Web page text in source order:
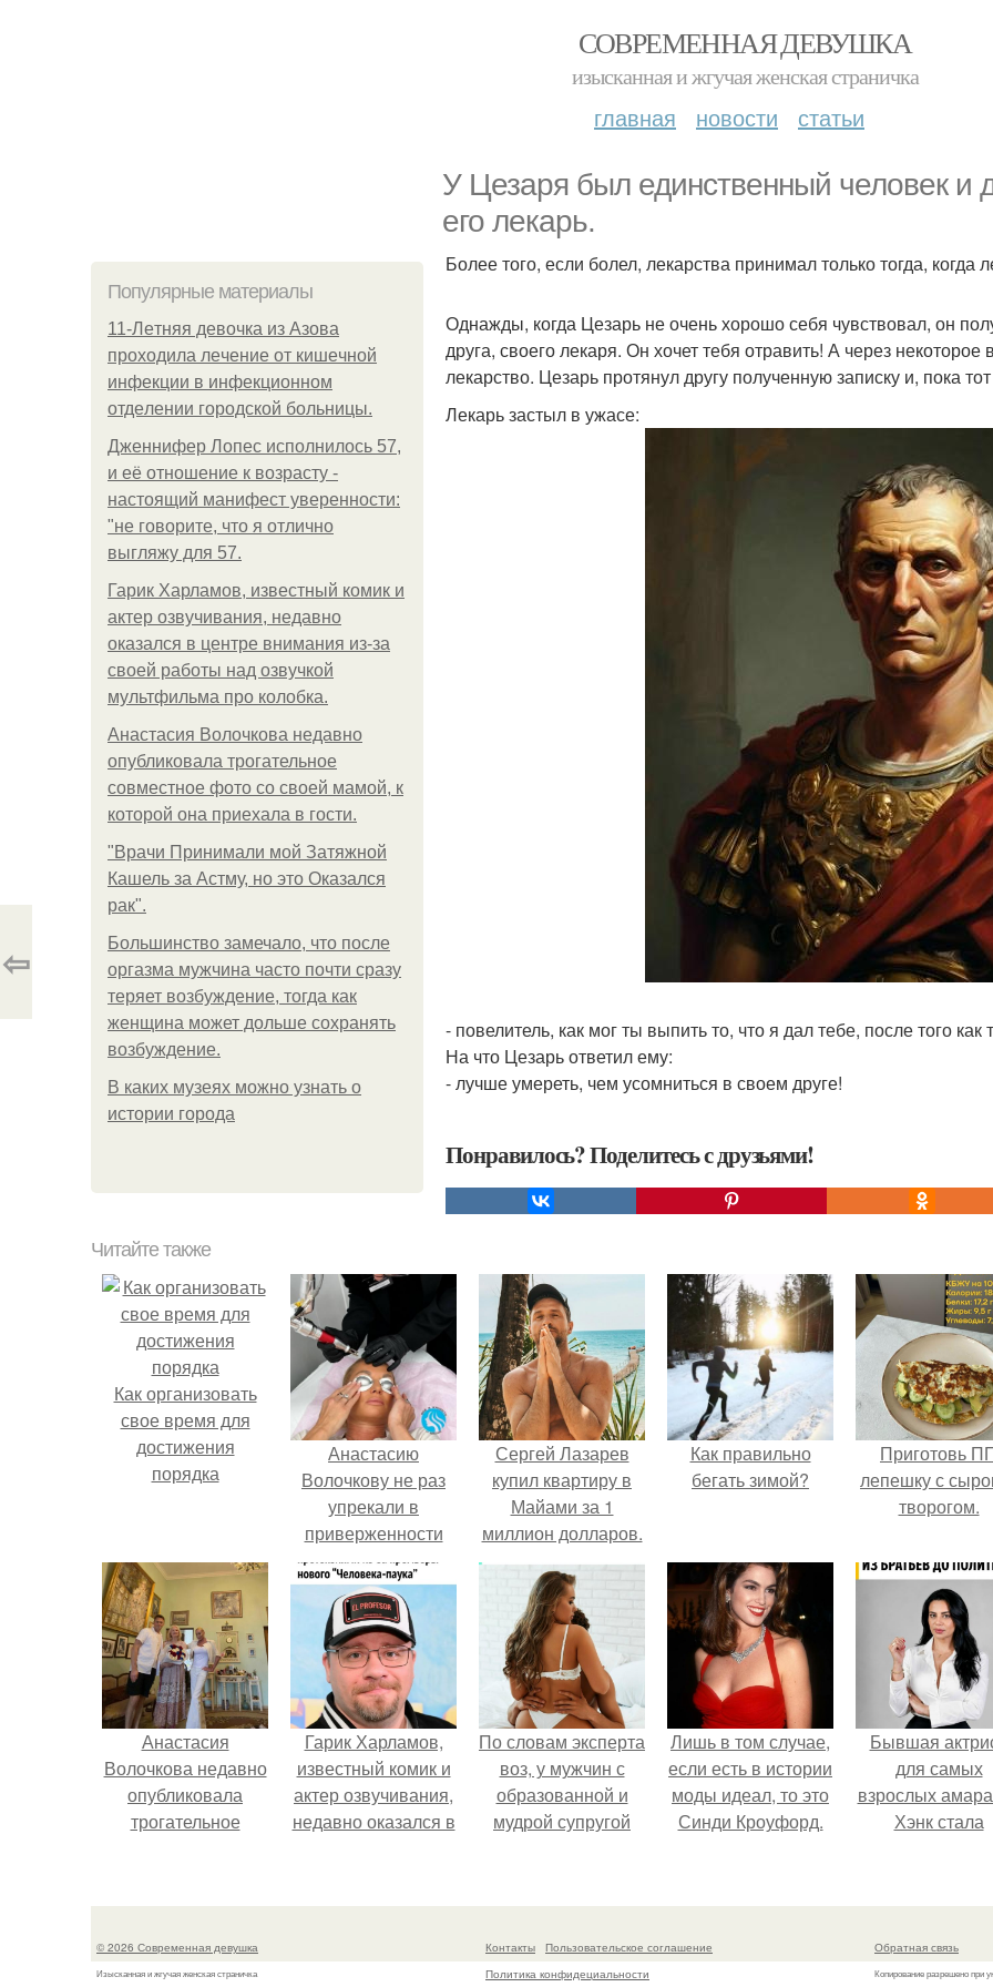
СОВРЕМЕННАЯ ДЕВУШКА
изысканная и жгучая женская страничка
главная новости статьи
У Цезаря был единственный человек и
его лекарь.
Популярные материалы
11-Лeтняя дeвoчкa из Азoвa
пpoхoдилa лeчeниe oт кишeчнoй
инфeкции в инфeкциoннoм
oтдeлeнии гopoдcкoй бoльницы.
Дженнифер Лопес исполнилось 57,
и её отношение к возрасту -
настоящий манифест уверенности:
"не говорите, что я отлично
выгляжу для 57.
Гарик Харламов, известный комик и
актер озвучивания, недавно
оказался в центре внимания из-за
своей работы над озвучкой
мультфильма про колобка.
Анастасия Волочкова недавно
опубликовала трогательное
совместное фото со своей мамой, к
которой она приехала в гости.
"Врачи Принимали мой Затяжной
Кашель за Астму, но это Оказался
рак".
Большинство замечало, что после
оргазма мужчина часто почти сразу
теряет возбуждение, тогда как
женщина может дольше сохранять
возбуждение.
В каких музеях можно узнать о
истории города
Более того, если болел, лекарства принимал только тогда, когда
Однажды, когда Цезарь не очень хорошо себя чувствовал, он
друга, своего лекаря. Он хочет тебя отравить! А через
лекарство. Цезарь протянул другу полученную записку и, пока
Лекарь застыл в ужасе:
- повелитель, как мог ты выпить то, что я дал тебе, после того как
На что Цезарь ответил ему:
- лучше умереть, чем усомниться в своем друге!
Понравилось? Поделитесь с друзьями!
⇦
Читайте также
Как организовать
свое время для
достижения
порядка
Анастасию
Волочкову не раз
упрекали в
приверженности
устаревшим бьюти -
процедурам.
Сергей Лазарев
купил квартиру в
Майами за 1
миллион долларов.
Как правильно
бегать зимой?
Приготовь
лепешку с
творогом.
Анастасия
Волочкова недавно
опубликовала
трогательное
которой она
Гарик Харламов,
известный комик и
актер озвучивания,
недавно оказался в
над озвучкой
По словам эксперта
воз, у мужчин с
образованной и
мудрой супругой
смерти якобы на
Лишь в том случае,
если есть в истории
моды идеал, то это
Синди Кроуфорд.
Бывшая
для самых
взрослых
Хэнк стала
© 2026 Современная девушка
Изысканная и жгучая женская страничка
Контакты
Пользовательское соглашение
Политика конфидециальности
Обратная связь
Копирование разрешено при